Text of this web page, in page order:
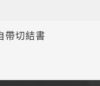
帶切結書